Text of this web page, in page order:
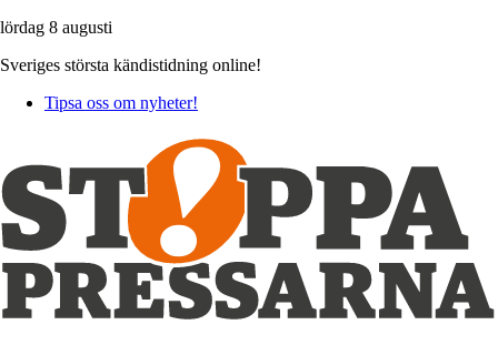
lördag 8 augusti
Sveriges största kändistidning online!
Tipsa oss om nyheter!